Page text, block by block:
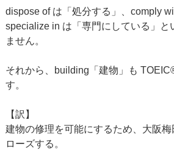
dispose of は「処分する」、comply
specialize in は「専門にしている」と
ません。
それから、building「建物」も
す。
【訳】
建物の修理を可能にするため、大阪
ローズする。